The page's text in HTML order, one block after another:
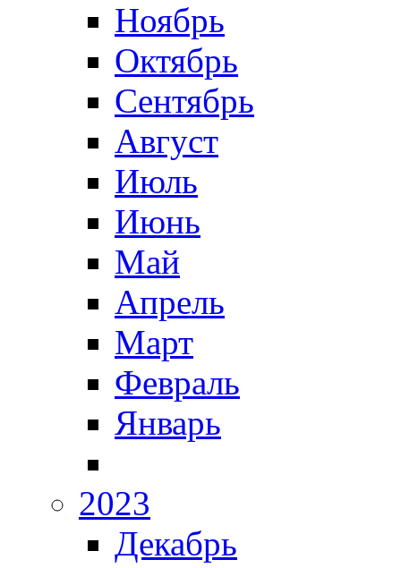
Ноябрь
Октябрь
Сентябрь
Август
Июль
Июнь
Май
Апрель
Март
Февраль
Январь
2023
Декабрь